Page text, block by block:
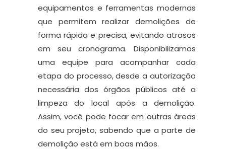
equipamentos e ferramentas modernas
que permitem realizar demolições de
forma rápida e precisa, evitando atrasos
em seu cronograma. Disponibilizamos
uma equipe para acompanhar cada
etapa do processo, desde a autorização
necessária dos órgãos públicos até a
limpeza do local após a demolição.
Assim, você pode focar em outras áreas
do seu projeto, sabendo que a parte de
demolição está em boas mãos.